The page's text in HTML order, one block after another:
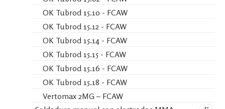
OK Tubrod 15.10 - FCAW
OK Tubrod 15.12 - FCAW
OK Tubrod 15.14 - FCAW
OK Tubrod 15.15 - FCAW
OK Tubrod 15.16 - FCAW
OK Tubrod 15.18 - FCAW
Vertomax 2MG – FCAW